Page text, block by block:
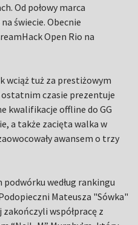
Od połowy marca
świecie. Obecnie
Open Rio na
wciąż tuż za prestiżowym
czasie prezentuje
kwalifikacje offline do GG
a także zacięta walka w
awansem o trzy
według rankingu
Mateusza "Sówka"
współpracę z